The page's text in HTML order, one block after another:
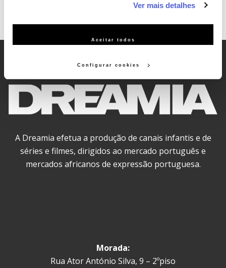
serviço às suas preferências e apresentar-lhe
publicidade personalizada). Pode gerir a utilização dos
Ver mais detalhes
Aceitar todos
Configurar cookies
A Dreamia efetua a produção de canais infantis e de
séries e filmes, dirigidos ao mercado português e
mercados africanos de expressão portuguesa.
Morada:
Rua Ator António Silva, 9 – 2ºpiso